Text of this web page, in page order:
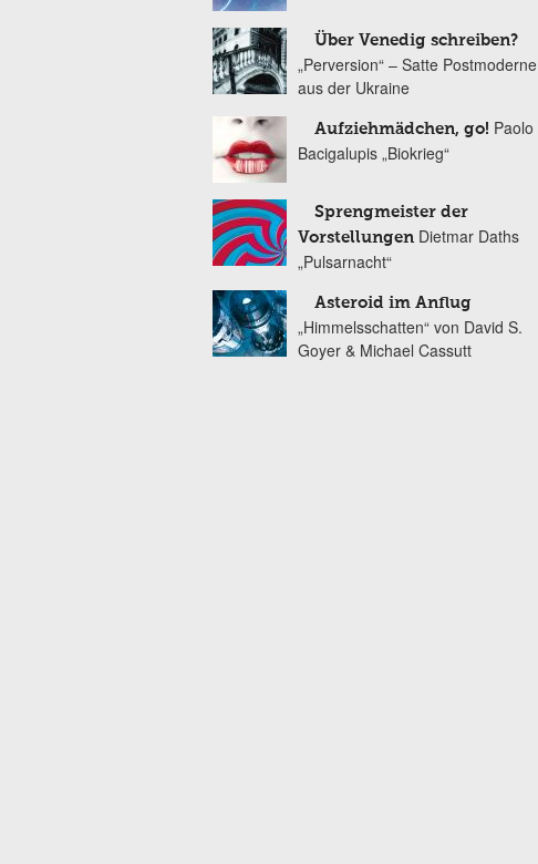
Über Venedig schreiben?
„Perversion“ – Satte Postmoderne
aus der Ukraine
Aufziehmädchen, go! Paolo
Bacigalupis „Biokrieg“
Sprengmeister der
Vorstellungen Dietmar Daths
„Pulsarnacht“
Asteroid im Anflug
„Himmelsschatten“ von David S.
Goyer & Michael Cassutt